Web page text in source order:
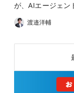
が、AIエージェン
渡邉洋輔